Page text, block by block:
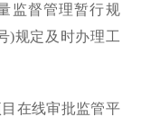
监督管理暂行规
)规定及时办理工
在线审批监管平